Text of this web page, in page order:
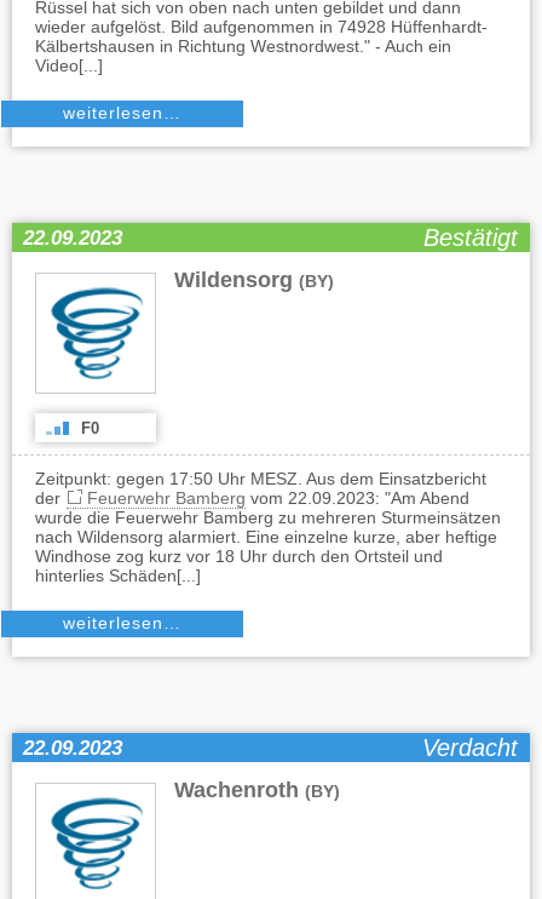
Rüssel hat sich von oben nach unten gebildet und dann
wieder aufgelöst. Bild aufgenommen in 74928 Hüffenhardt-
Kälbertshausen in Richtung Westnordwest." - Auch ein
Video[...]
weiterlesen…
22.09.2023 Bestätigt
Wildensorg (BY)
F0
Zeitpunkt: gegen 17:50 Uhr MESZ. Aus dem Einsatzbericht
der
Feuerwehr Bamberg vom 22.09.2023: "Am Abend
wurde die Feuerwehr Bamberg zu mehreren Sturmeinsätzen
nach Wildensorg alarmiert. Eine einzelne kurze, aber heftige
Windhose zog kurz vor 18 Uhr durch den Ortsteil und
hinterlies Schäden[...]
weiterlesen…
22.09.2023 Verdacht
Wachenroth (BY)